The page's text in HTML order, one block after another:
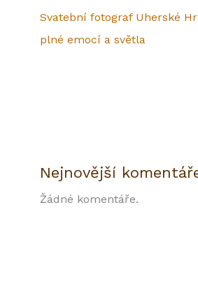
Svatební fotograf Uherské
plné emocí a světla
Nejnovější
Žádné komentáře.